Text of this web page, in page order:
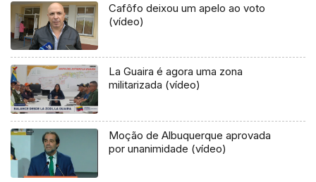
Cafôfo deixou um apelo ao voto
(vídeo)
La Guaira é agora uma zona
militarizada (vídeo)
Moção de Albuquerque aprovada
por unanimidade (vídeo)